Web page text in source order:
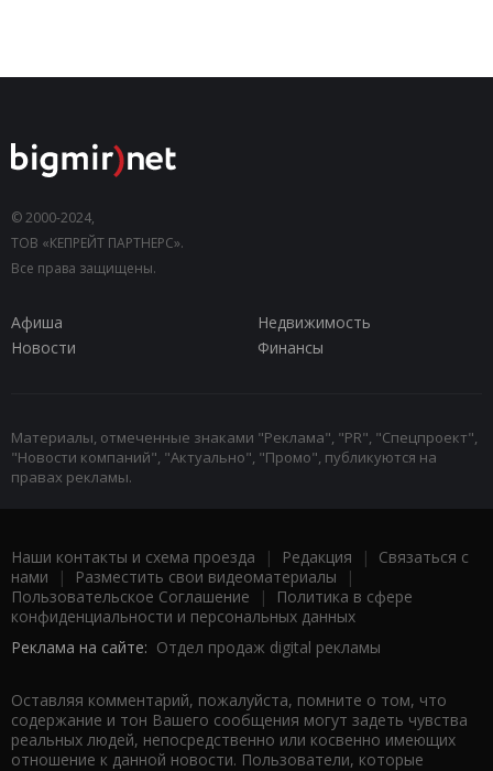
© 2000-2024,
ТОВ «КЕПРЕЙТ ПАРТНЕРС».
Все права защищены.
Афиша
Недвижимость
Новости
Финансы
Материалы, отмеченные знаками "Реклама", "PR", "Спецпроект",
"Новости компаний", "Актуально", "Промо", публикуются на
правах рекламы.
Наши контакты и схема проезда | Редакция | Связаться с
нами | Разместить свои видеоматериалы |
Пользовательское Соглашение |
Политика в сфере
конфиденциальности и персональных данных
Реклама на сайте: Отдел продаж digital рекламы
Оставляя комментарий, пожалуйста, помните о том, что
содержание и тон Вашего сообщения могут задеть чувства
реальных людей, непосредственно или косвенно имеющих
отношение к данной новости. Пользователи, которые